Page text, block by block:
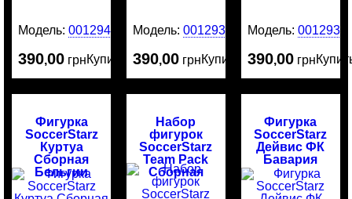
Модель:0012942
390,00 грнКупить
Модель:0012938
390,00 грнКупить
Модель: 0012937
390,00 грн
Фигурка
SoccerStarz
Куртуа
Сборная
Бельгии
Набор
фигурок
SoccerStarz
Team Pack
Сборная
Испании
Фигурка
SoccerStarz
Дейвис ФК
Бавария